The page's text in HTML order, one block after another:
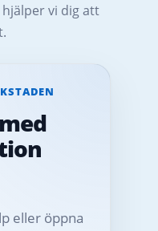
vi dig att
eller öppna